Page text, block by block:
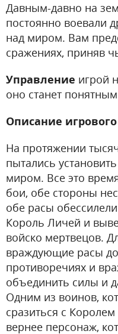
Давным-давно на
постоянно воевали
над миром. Вам
сражениях, приняв
Управление игрой
оно станет
Описание
На протяжении
пытались
миром. Все это
бои, обе стороны
обе расы
Король Личей и
войско мертвецов.
враждующие расы
противоречиях и
объединить силы и
Одним из воинов,
сразиться с
вернее персонаж,